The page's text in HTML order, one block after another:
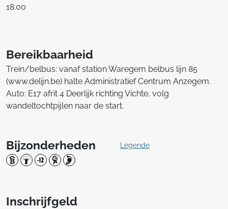
18.00
Bereikbaarheid
Trein/belbus: vanaf station Waregem belbus lijn 85
(www.delijn.be) halte Administratief Centrum Anzegem.
Auto: E17 afrit 4 Deerlijk richting Vichte, volg
wandeltochtpijlen naar de start.
Bijzonderheden Legende
Inschrijfgeld